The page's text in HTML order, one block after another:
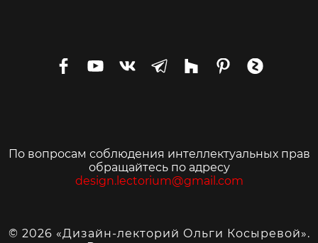
По вопросам соблюдения интеллектуальных прав
обращайтесь по адресу
design.lectorium@gmail.com
© 2026 «Дизайн-лекторий Ольги Косыревой».